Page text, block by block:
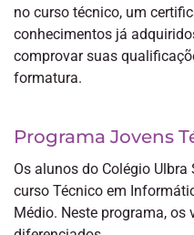
no curso técnico, um
conhecimentos já
comprovar suas
formatura.
Programa Jovens
Os alunos do Colégio
curso Técnico em
Médio. Neste programa,